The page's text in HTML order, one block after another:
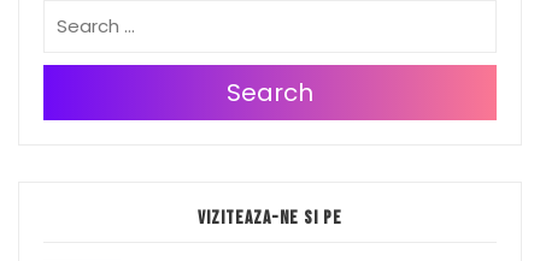
Search
Viziteaza-ne si pe